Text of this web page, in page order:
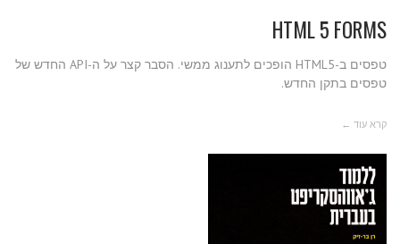
HTML 5 FORMS
טפסים ב-HTML5 הופכים לתענוג ממשי. הסבר קצר על ה-API החדש של
טפסים בתקן החדש.
קרא עוד ←